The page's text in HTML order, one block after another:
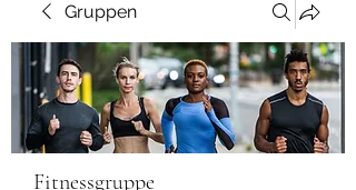
Gruppen
Fitnessgruppe